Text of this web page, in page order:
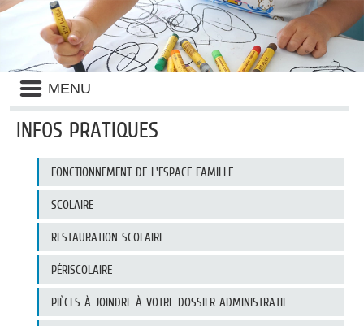
Liste
des
avertissements
MENU
INFOS PRATIQUES
catégories
d'information
FONCTIONNEMENT DE L'ESPACE FAMILLE
SCOLAIRE
RESTAURATION SCOLAIRE
PÉRISCOLAIRE
PIÈCES À JOINDRE À VOTRE DOSSIER ADMINISTRATIF